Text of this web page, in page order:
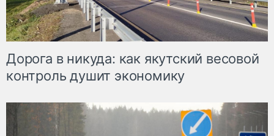
Дорога в никуда: как якутский весовой
контроль душит экономику